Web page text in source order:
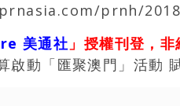
prnh/
美通社 」授權刊登，非
啟動「匯聚澳門」活動